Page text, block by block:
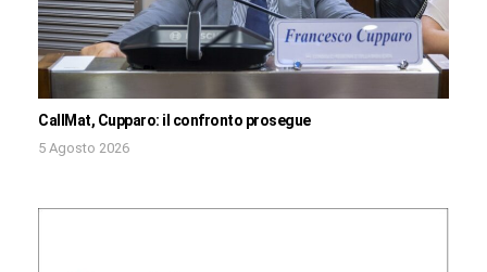
CallMat, Cupparo: il confronto prosegue
5 Agosto 2026